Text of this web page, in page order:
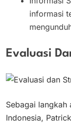
informasi
Evaluasi
Sebagai langkah
Indonesia,